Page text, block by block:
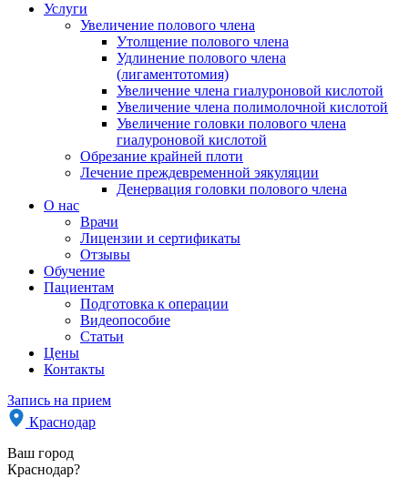
Услуги
Увеличение полового члена
Утолщение полового члена
Удлинение полового члена
(лигаментотомия)
Увеличение члена гиалуроновой кислотой
Увеличение члена полимолочной кислотой
Увеличение головки полового члена
гиалуроновой кислотой
Обрезание крайней плоти
Лечение преждевременной эякуляции
Денервация головки полового члена
О нас
Врачи
Лицензии и сертификаты
Отзывы
Обучение
Пациентам
Подготовка к операции
Видеопособие
Статьи
Цены
Контакты
Запись на прием
Краснодар
Ваш город
Краснодар?